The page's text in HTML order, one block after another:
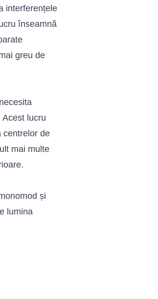
interferențele
înseamnă
greu de
lucru
centrelor de
mai multe
și
lumina